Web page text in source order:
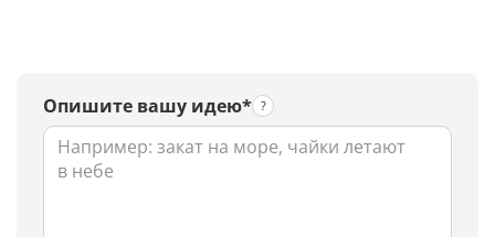
Опишите вашу идею*